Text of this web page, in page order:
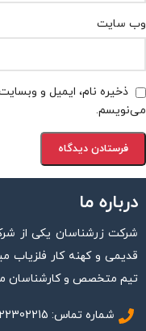
وب‌ سایت
ذخیره نام، ایمیل و
می‌نویسم.
درباره ما
شرکت زرشناسان یکی از
قدیمی و کهنه کار فلزیاب
تیم متخصص و کارشناسان
شماره تماس: 09122302215